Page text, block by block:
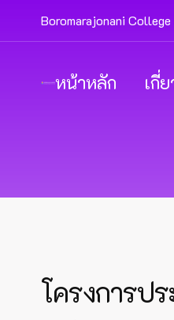
Boromarajonani College
หน้าหลัก เกี่
โครงการป